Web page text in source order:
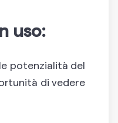
uso:
potenzialità del
di vedere